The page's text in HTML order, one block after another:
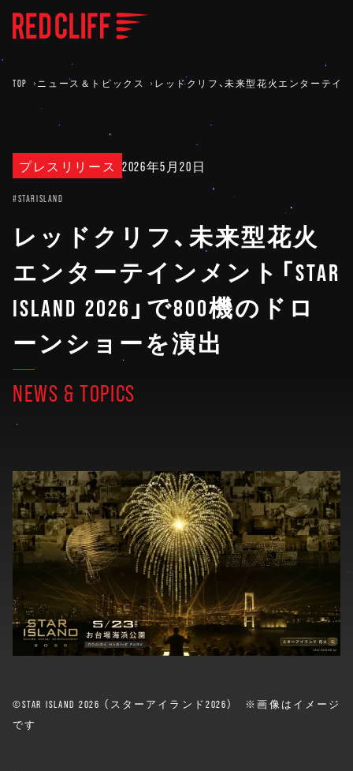
TOP ニュース＆トピックス レッドクリフ、未来型花火エンターテイン
プレスリリース 2026年5月20日
#STARISLAND
レッドクリフ、未来型花火
エンターテインメント「STAR
ISLAND 2026」で800機のドロ
ーンショーを演出
NEWS & TOPICS
©️STAR ISLAND 2026 （スターアイランド2026） ※画像はイメージ
です